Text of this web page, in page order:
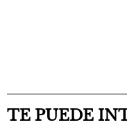
TE PUEDE